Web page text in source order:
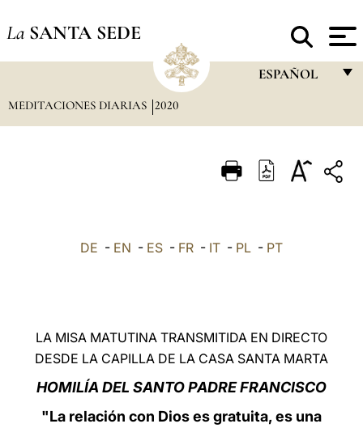
La SANTA SEDE
ESPAÑOL
ITALIANO
中文
LATINE
MEDITACIONES DIARIAS 2020
DE - EN - ES - FR - IT - PL - PT
LA MISA MATUTINA TRANSMITIDA EN DIRECTO
DESDE LA CAPILLA DE LA CASA SANTA MARTA
HOMILÍA DEL SANTO PADRE FRANCISCO
"La relación con Dios es gratuita, es una